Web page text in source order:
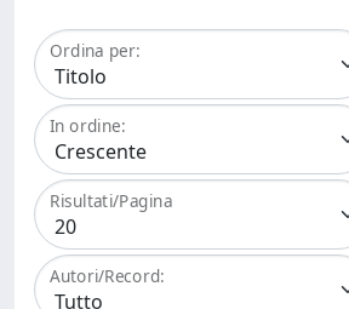
Ordina per:
In ordine:
Risultati/Pagina
Autori/Record: